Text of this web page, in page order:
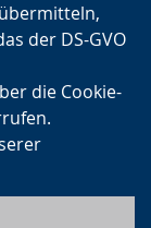
der DS-GVO
die Cookie-